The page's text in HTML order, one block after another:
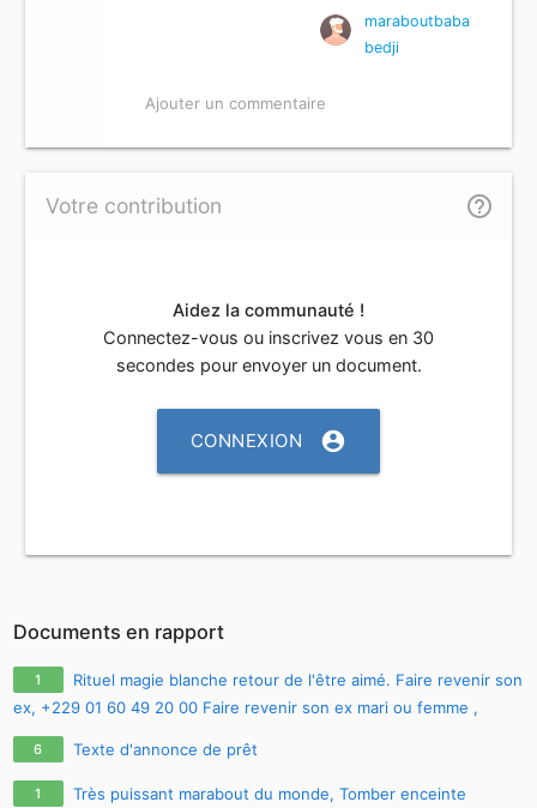
maraboutbaba
bedji
Ajouter un commentaire
Votre contribution help_outline
Aidez la communauté !
Connectez-vous ou inscrivez vous en 30
secondes pour envoyer un document.
CONNEXION account_circle
Documents en rapport
1
Rituel magie blanche retour de l'être aimé. Faire revenir son
ex, +229 01 60 49 20 00 Faire revenir son ex mari ou femme ,
comment faire revenir son ex avec photo
6 Texte d'annonce de prêt
1
Très puissant marabout du monde, Tomber enceinte